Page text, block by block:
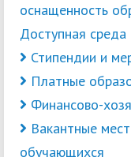
оснащенность
Доступная среда
Стипендии и
Платные
Финансово-
Вакантные
обучающихся